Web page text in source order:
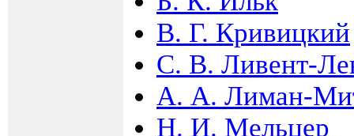
В. Г. Кривицкий
С. В. Ливент-
А. А. Лиман-
Н. И. Мельцер